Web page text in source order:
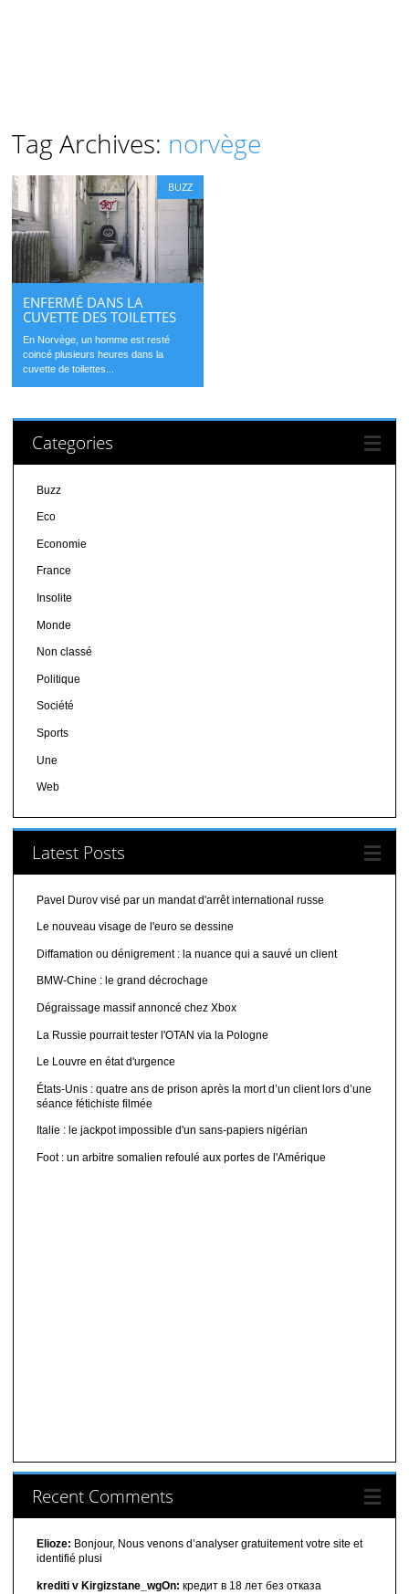
Tag Archives: norvège
BUZZ
ENFERMÉ DANS LA
CUVETTE DES TOILETTES
En Norvège, un homme est resté
coincé plusieurs heures dans la
cuvette de toilettes...
Categories
Buzz
Eco
Economie
France
Insolite
Monde
Non classé
Politique
Société
Sports
Une
Web
Latest Posts
Pavel Durov visé par un mandat d'arrêt international russe
Le nouveau visage de l'euro se dessine
Diffamation ou dénigrement : la nuance qui a sauvé un client
BMW-Chine : le grand décrochage
Dégraissage massif annoncé chez Xbox
La Russie pourrait tester l'OTAN via la Pologne
Le Louvre en état d'urgence
États-Unis : quatre ans de prison après la mort d’un client lors d’une
séance fétichiste filmée
Italie : le jackpot impossible d'un sans-papiers nigérian
Foot : un arbitre somalien refoulé aux portes de l'Amérique
Recent Comments
Elioze: Bonjour, Nous venons d’analyser gratuitement votre site et
identifié plusi
krediti v Kirgizstane_wgOn: кредит в 18 лет без отказа